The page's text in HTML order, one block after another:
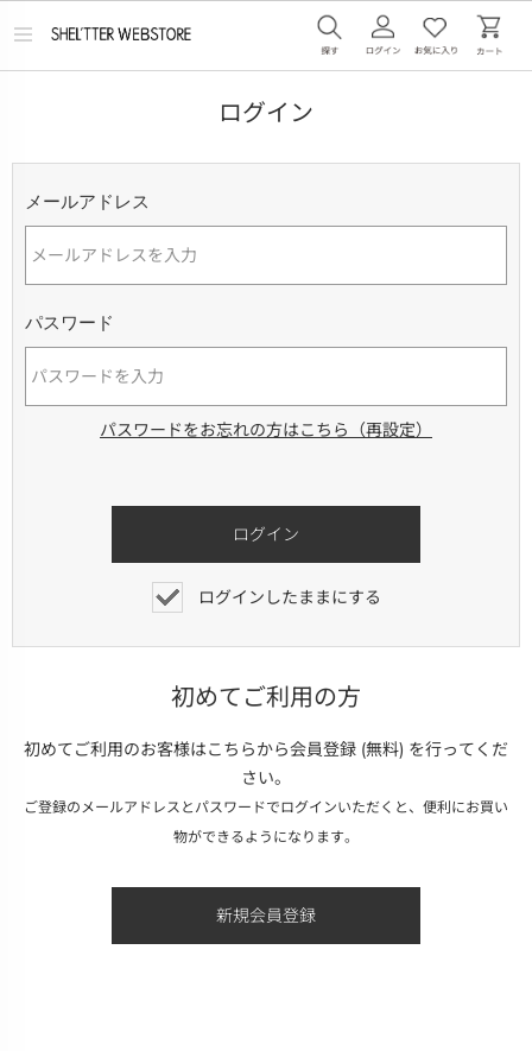
メ
ログイン
メールアドレス
パスワード
パスワードをお忘れの方はこちら（再設定）
ログインしたままにする
初めてご利用の方
初めてご利用のお客様はこちらから会員登録 (無料) を行ってくだ
さい。
ご登録のメールアドレスとパスワードでログインいただくと、便利にお買い
物ができるようになります。